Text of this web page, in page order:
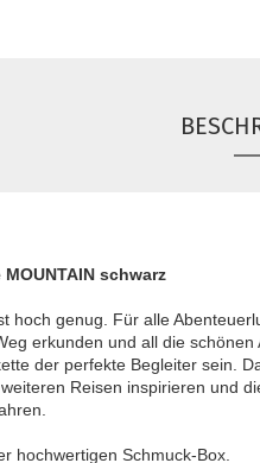
schwarz
hoch genug. Für alle
erkunden und all die schönen
der perfekte Begleiter sein.
Reisen inspirieren und
hochwertigen Schmuck-Box.